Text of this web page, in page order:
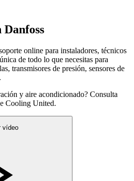
online para instaladores, técnicos
de todo lo que necesitas para
transmisores de presión, sensores de
y aire acondicionado? Consulta
Cooling United.
vídeo